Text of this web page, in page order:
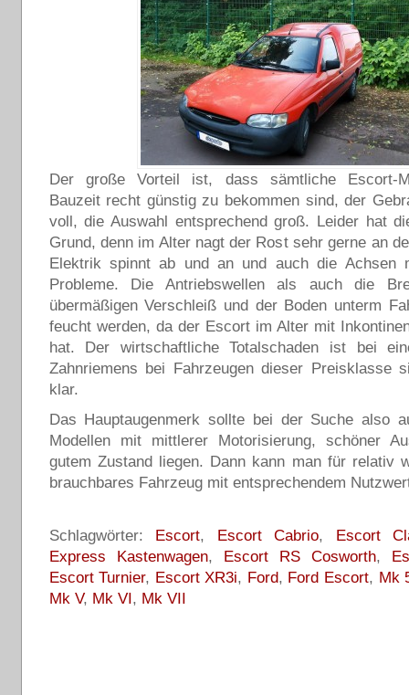
Der große Vorteil ist, dass sämtliche Escort-
Bauzeit recht günstig zu bekommen sind, der
voll, die Auswahl entsprechend groß. Leider hat
Grund, denn im Alter nagt der Rost sehr gerne an
Elektrik spinnt ab und an und auch die Achsen
Probleme. Die Antriebswellen als auch die
übermäßigen Verschleiß und der Boden unterm
feucht werden, da der Escort im Alter mit
hat. Der wirtschaftliche Totalschaden ist bei
Zahnriemens bei Fahrzeugen dieser Preisklasse
klar.
Das Hauptaugenmerk sollte bei der Suche also
Modellen mit mittlerer Motorisierung, schöner
gutem Zustand liegen. Dann kann man für relativ
brauchbares Fahrzeug mit entsprechendem
Schlagwörter: Escort, Escort Cabrio, Escort
Express Kastenwagen, Escort RS Cosworth,
Escort Turnier, Escort XR3i, Ford, Ford Escort, Mk
Mk V, Mk VI, Mk VII